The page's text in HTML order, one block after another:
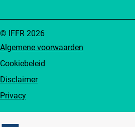
Algemene voorwaarden
Cookiebeleid
Disclaimer
Privacy
© IFFR 2026